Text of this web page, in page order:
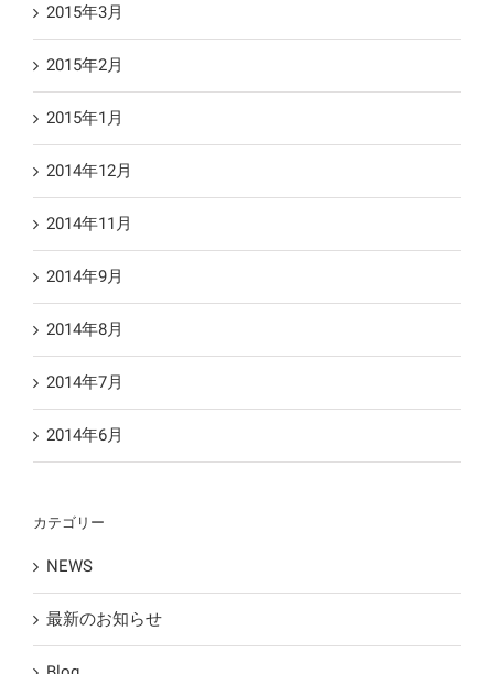
2015年3月
2015年2月
2015年1月
2014年12月
2014年11月
2014年9月
2014年8月
2014年7月
2014年6月
カテゴリー
NEWS
最新のお知らせ